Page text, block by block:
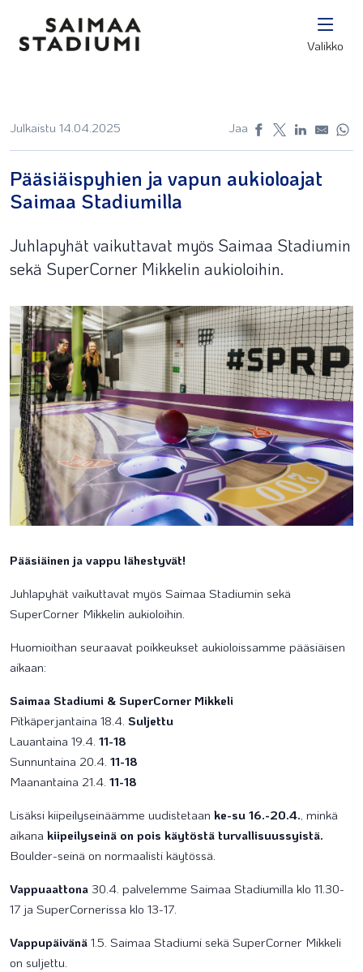
Valikko
Julkaistu 14.04.2025 Jaa
Pääsiäispyhien ja vapun aukioloajat
Saimaa Stadiumilla
Juhlapyhät vaikuttavat myös Saimaa Stadiumin
sekä SuperCorner Mikkelin aukioloihin.
Pääsiäinen ja vappu lähestyvät!
Juhlapyhät vaikuttavat myös Saimaa Stadiumin sekä
SuperCorner Mikkelin aukioloihin.
Huomioithan seuraavat poikkeukset aukioloissamme pääsiäisen
aikaan:
Saimaa Stadiumi & SuperCorner Mikkeli
​Pitkäperjantaina 18.4. Suljettu
Lauantaina 19.4. 11-18
Sunnuntaina 20.4. 11-18
Maanantaina 21.4. 11-18
Lisäksi kiipeilyseinäämme uudistetaan ke-su 16.-20.4., minkä
aikana kiipeilyseinä on pois käytöstä turvallisuussyistä.
Boulder-seinä on normaalisti käytössä.
Vappuaattona 30.4. palvelemme Saimaa Stadiumilla klo 11.30-
17 ja SuperCornerissa klo 13-17.
Vappupäivänä 1.5. Saimaa Stadiumi sekä SuperCorner Mikkeli
on suljettu.